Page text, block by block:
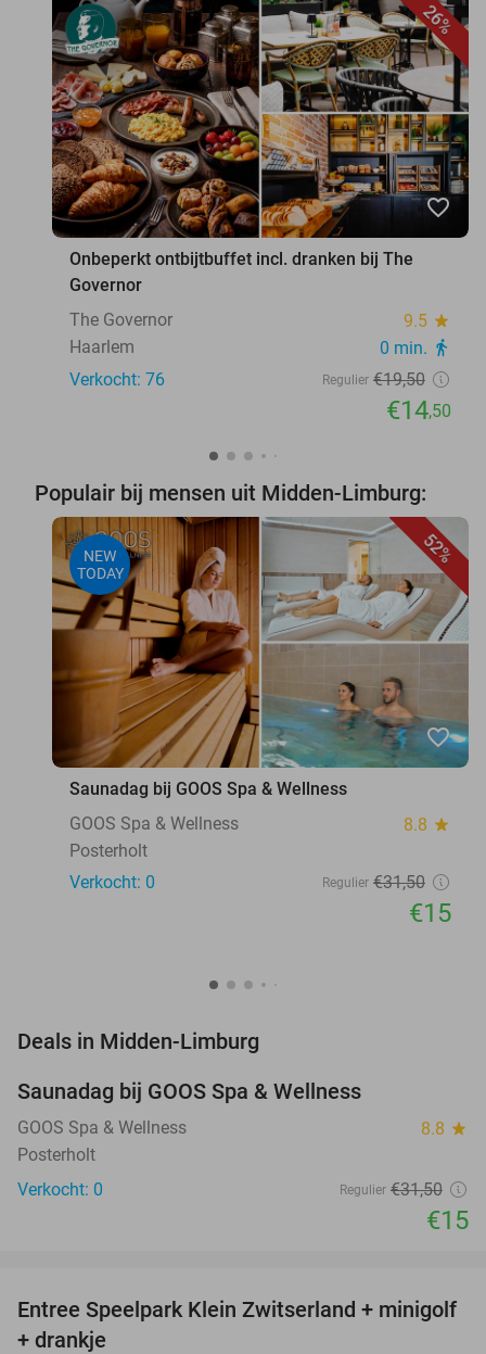
26%
favorite_border
Onbeperkt ontbijtbuffet incl. dranken bij The
Governor
The Governor
9.5 star
Haarlem 0 min. directions_walk
Verkocht: 76 Regulier €19,50
€14,50
Populair bij mensen uit Midden-Limburg:
52%
NEW
TODAY
favorite_border
Saunadag bij GOOS Spa & Wellness
GOOS Spa & Wellness
8.8 star
Posterholt
Verkocht: 0
Regulier €31,50
€15
Deals in Midden-Limburg
TODAY
Saunadag bij GOOS Spa & Wellness
GOOS Spa & Wellness 8.8 star
Posterholt
Verkocht: 0
Regulier €31,50
€15
38%
Entree Speelpark Klein Zwitserland + minigolf
+ drankje